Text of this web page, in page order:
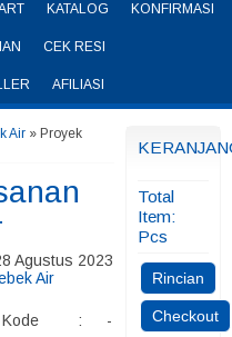
KATALOG KONFIRMASI
CEK RESI
AFILIASI
Air» Proyek
Agustus 2023
Air
Kode : -
Total
Item:
Pcs
Rincian
Checkout